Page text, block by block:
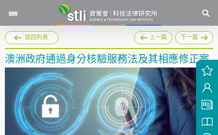
返回列表 上一篇 下一篇
澳洲政府通過身分核驗服務法及其相應修正案